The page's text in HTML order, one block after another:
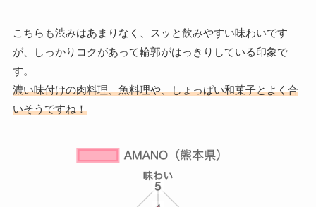
こちらも渋みはあまりなく、スッと飲みやすい味わいです
が、しっかりコクがあって輪郭がはっきりしている印象で
す。
濃い味付けの肉料理、魚料理や、しょっぱい和菓子とよく合
いそうですね！